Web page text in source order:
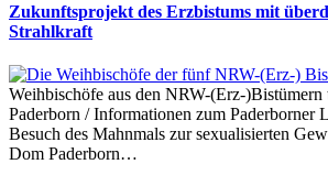
Zukunftsprojekt des Erzbistums mit
Strahlkraft
Weihbischöfe aus den NRW-(Erz-)Bistümern
Paderborn / Informationen zum Paderborner
Besuch des Mahnmals zur sexualisierten
Dom Paderborn…